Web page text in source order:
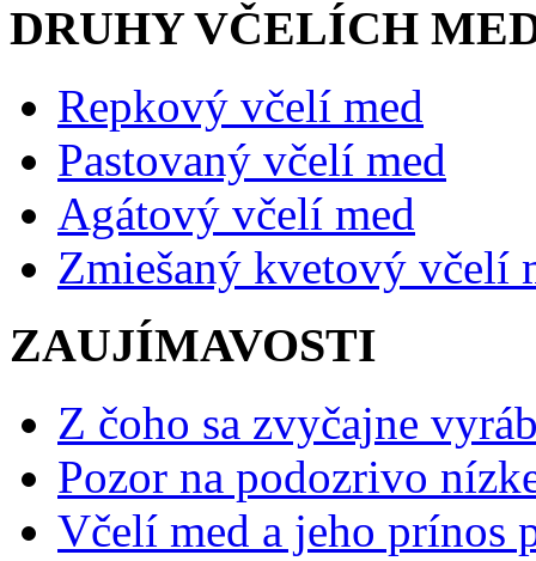
DRUHY VČELÍCH
Repkový včelí med
Pastovaný včelí med
Agátový včelí med
Zmiešaný kvetový včelí
ZAUJÍMAVOSTI
Z čoho sa zvyčajne
Pozor na podozrivo
Včelí med a jeho prínos